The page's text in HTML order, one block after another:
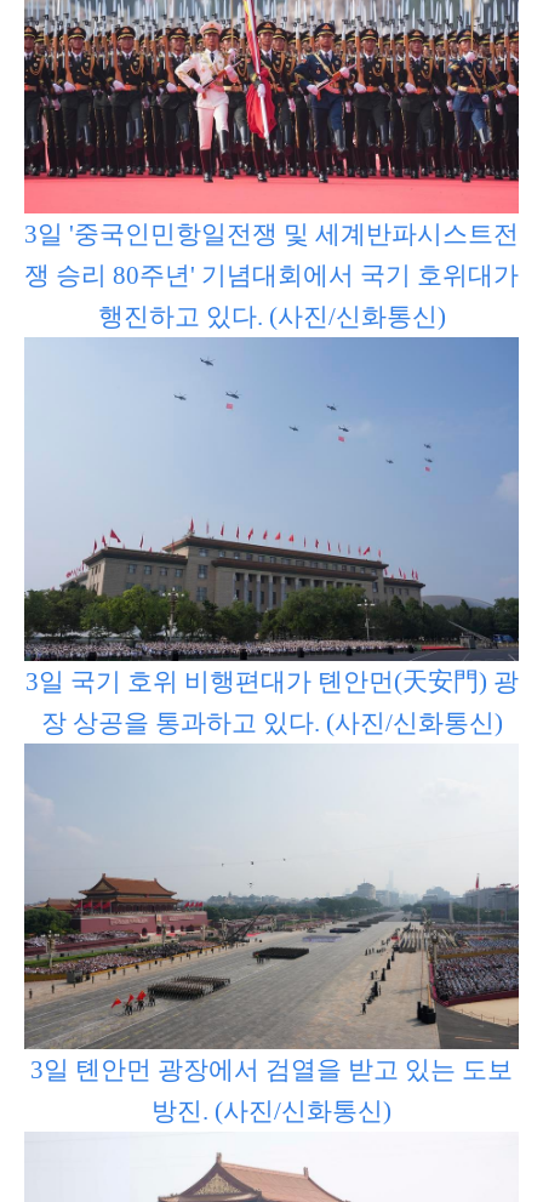
3일 '중국인민항일전쟁 및 세계반파시스트전
쟁 승리 80주년' 기념대회에서 국기 호위대가
행진하고 있다. (사진/신화통신)
3일 국기 호위 비행편대가 톈안먼(天安門) 광
장 상공을 통과하고 있다. (사진/신화통신)
3일 톈안먼 광장에서 검열을 받고 있는 도보
방진. (사진/신화통신)